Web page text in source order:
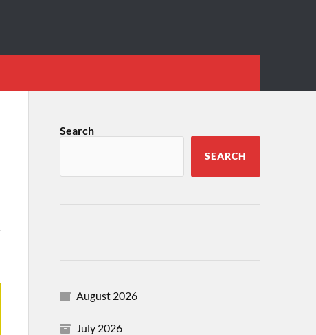
Search
SEARCH
August 2026
July 2026